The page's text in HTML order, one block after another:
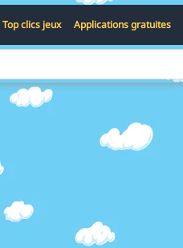
Top clics jeux Applications gratuites